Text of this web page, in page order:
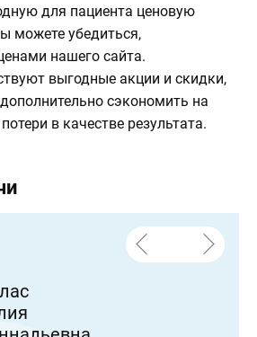
для пациента ценовую
можете убедиться,
нашего сайта.
выгодные акции и скидки,
сэкономить на
в качестве результата.